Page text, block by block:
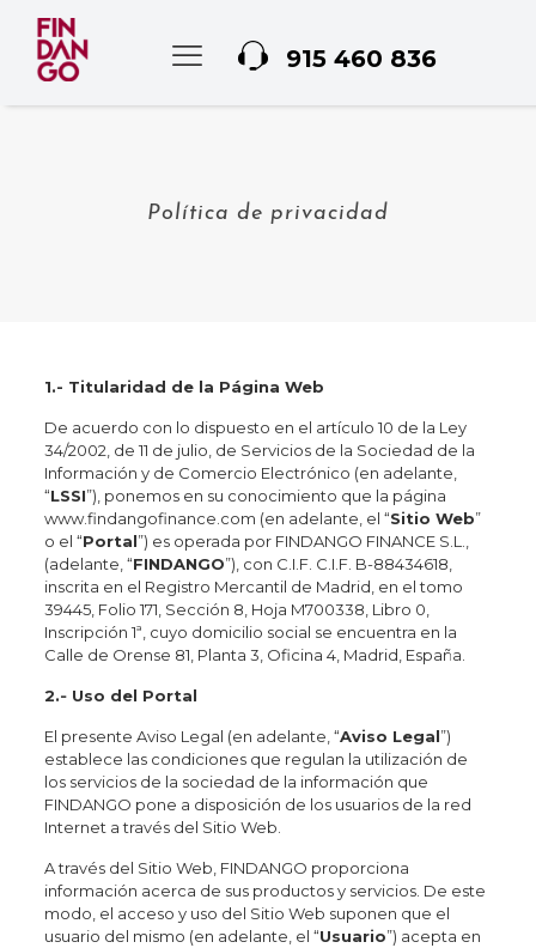
915 460 836
Política de privacidad
1.- Titularidad de la Página Web
De acuerdo con lo dispuesto en el artículo 10 de la Ley
34/2002, de 11 de julio, de Servicios de la Sociedad de la
Información y de Comercio Electrónico (en adelante,
“LSSI”), ponemos en su conocimiento que la página
www.findangofinance.com (en adelante, el “Sitio Web”
o el “Portal”) es operada por FINDANGO FINANCE S.L.,
(adelante, “FINDANGO”), con C.I.F. C.I.F. B-88434618,
inscrita en el Registro Mercantil de Madrid, en el tomo
39445, Folio 171, Sección 8, Hoja M700338, Libro 0,
Inscripción 1ª, cuyo domicilio social se encuentra en la
Calle de Orense 81, Planta 3, Oficina 4, Madrid, España.
2.‐ Uso del Portal
El presente Aviso Legal (en adelante, “Aviso Legal”)
establece las condiciones que regulan la utilización de
los servicios de la sociedad de la información que
FINDANGO pone a disposición de los usuarios de la red
Internet a través del Sitio Web.
A través del Sitio Web, FINDANGO proporciona
información acerca de sus productos y servicios. De este
modo, el acceso y uso del Sitio Web suponen que el
usuario del mismo (en adelante, el “Usuario”) acepta en